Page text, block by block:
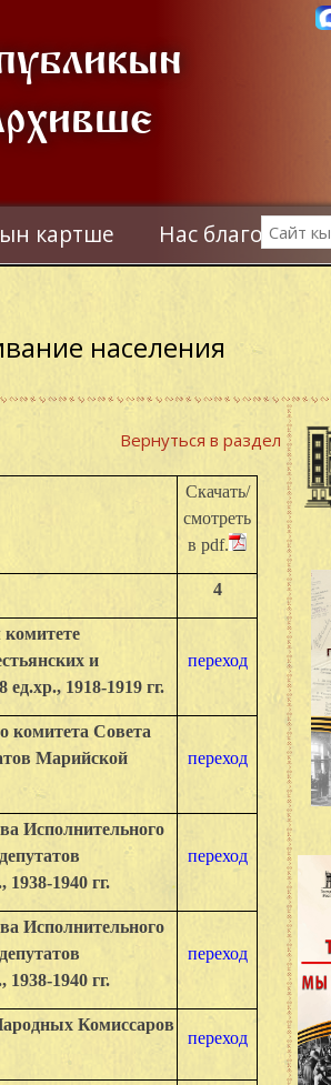
картше Нас благодарят
Search
Search
населения
Вернуться в раздел
Скачать/
смотреть
в pdf.
4
комитете
и
1918-1919 гг.
переход
комитета Совета
Марийской
переход
Исполнитeльного
1940 гг.
переход
Исполнитeльного
1940 гг.
переход
Комиссаров
переход